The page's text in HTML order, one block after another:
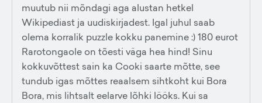
muutub nii mõndagi aga alustan hetkel
Wikipediast ja uudiskirjadest. Igal juhul saab
olema korralik puzzle kokku panemine :) 180 eurot
Rarotongaole on tõesti väga hea hind! Sinu
kokkuvõttest sain ka Cooki saarte mõtte, see
tundub igas mõttes reaalsem sihtkoht kui Bora
Bora, mis lihtsalt eelarve lõhki lööks. Kui sa